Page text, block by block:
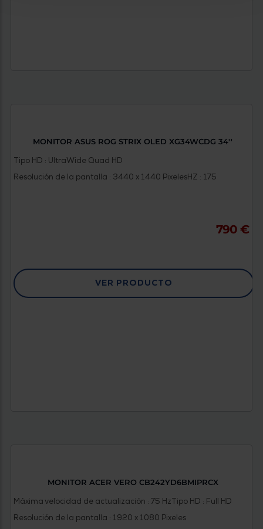
MONITOR ASUS ROG STRIX OLED XG34WCDG 34''
Tipo HD : UltraWide Quad HD
Resolución de la pantalla : 3440 x 1440 PixelesHZ : 175
790 €
VER PRODUCTO
MONITOR ACER VERO CB242YD6BMIPRCX
Máxima velocidad de actualización : 75 HzTipo HD : Full HD
Resolución de la pantalla : 1920 x 1080 Pixeles